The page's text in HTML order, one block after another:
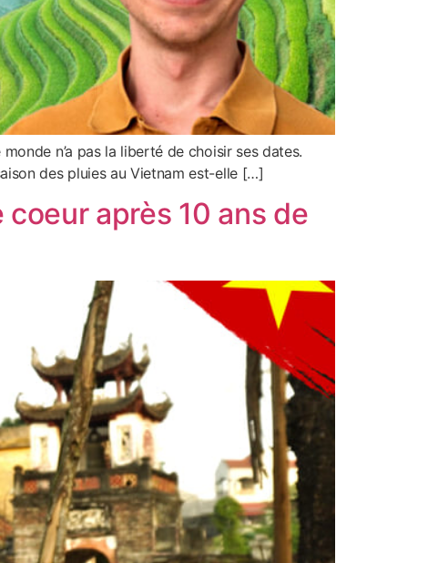
n’a pas la liberté de choisir ses dates.
des pluies au Vietnam est-elle […]
après 10 ans de